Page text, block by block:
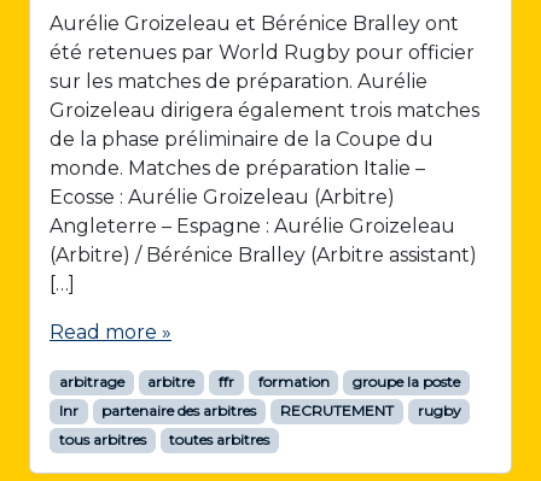
Aurélie Groizeleau et Bérénice Bralley ont
été retenues par World Rugby pour officier
sur les matches de préparation. Aurélie
Groizeleau dirigera également trois matches
de la phase préliminaire de la Coupe du
monde. Matches de préparation Italie –
Ecosse : Aurélie Groizeleau (Arbitre)
Angleterre – Espagne : Aurélie Groizeleau
(Arbitre) / Bérénice Bralley (Arbitre assistant)
[…]
Read more »
arbitrage arbitre ffr formation
groupe la poste
lnr
partenaire des arbitres RECRUTEMENT
rugby
tous arbitres
toutes arbitres